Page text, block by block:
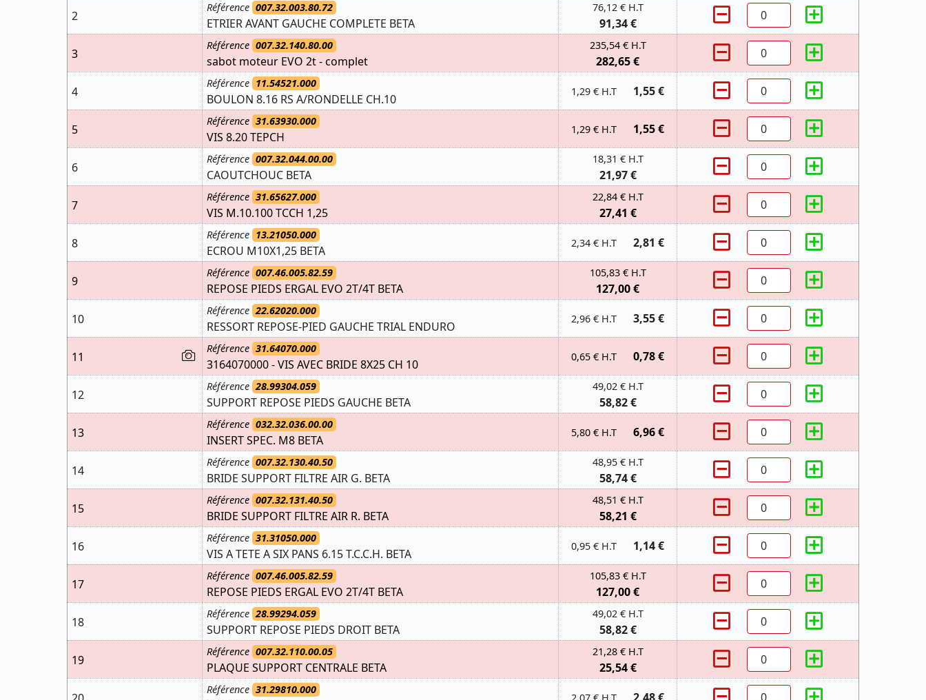
2
Référence 007.32.003.80.72
ETRIER AVANT GAUCHE COMPLETE BETA
76,12 € H.T
91,34 €
3
Référence 007.32.140.80.00
sabot moteur EVO 2t - complet
235,54 € H.T
282,65 €
4
Référence 11.54521.000
BOULON 8.16 RS A/RONDELLE CH.10
1,29 € H.T 1,55 €
5
Référence 31.63930.000
VIS 8.20 TEPCH
1,29 € H.T 1,55 €
6
Référence 007.32.044.00.00
CAOUTCHOUC BETA
18,31 € H.T
21,97 €
7
Référence 31.65627.000
VIS M.10.100 TCCH 1,25
22,84 € H.T
27,41 €
8
Référence 13.21050.000
ECROU M10X1,25 BETA
2,34 € H.T 2,81 €
9
Référence 007.46.005.82.59
REPOSE PIEDS ERGAL EVO 2T/4T BETA
105,83 € H.T
127,00 €
10
Référence 22.62020.000
RESSORT REPOSE-PIED GAUCHE TRIAL ENDURO
2,96 € H.T 3,55 €
11
Référence 31.64070.000
3164070000 - VIS AVEC BRIDE 8X25 CH 10
0,65 € H.T 0,78 €
12
Référence 28.99304.059
SUPPORT REPOSE PIEDS GAUCHE BETA
49,02 € H.T
58,82 €
13
Référence 032.32.036.00.00
INSERT SPEC. M8 BETA
5,80 € H.T 6,96 €
14
Référence 007.32.130.40.50
BRIDE SUPPORT FILTRE AIR G. BETA
48,95 € H.T
58,74 €
15
Référence 007.32.131.40.50
BRIDE SUPPORT FILTRE AIR R. BETA
48,51 € H.T
58,21 €
16
Référence 31.31050.000
VIS A TETE A SIX PANS 6.15 T.C.C.H. BETA
0,95 € H.T 1,14 €
17
Référence 007.46.005.82.59
REPOSE PIEDS ERGAL EVO 2T/4T BETA
105,83 € H.T
127,00 €
18
Référence 28.99294.059
SUPPORT REPOSE PIEDS DROIT BETA
49,02 € H.T
58,82 €
19
Référence 007.32.110.00.05
PLAQUE SUPPORT CENTRALE BETA
21,28 € H.T
25,54 €
Référence 31.29810.000